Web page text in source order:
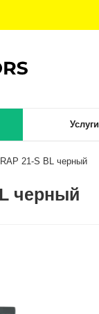
Услуги
RAP 21-S BL черный
черный